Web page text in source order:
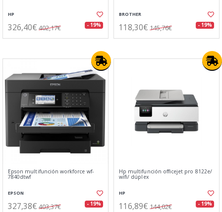
HP
326,40€ 402,17€ - 19%
BROTHER
118,30€ 145,76€ - 19%
Epson multifunción workforce wf-
7840dtwf
EPSON
327,38€ 403,37€ - 19%
Hp multifunción officejet pro 8122e/
wifi/ dúplex
HP
116,89€ 144,02€ - 19%